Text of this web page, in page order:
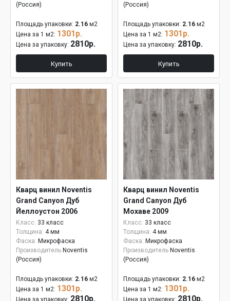
(Россия)
Площадь упаковки: 2.16 м2
Цена за 1 м2: 1301р.
Цена за упаковку: 2810р.
Купить
(Россия)
Площадь упаковки: 2.16 м2
Цена за 1 м2: 1301р.
Цена за упаковку: 2810р.
Купить
Кварц винил Noventis
Grand Canyon Дуб
Йеллоустон 2006
Класс: 33 класс
Толщина: 4 мм
Фаска: Микрофаска
Производитель Noventis
(Россия)
Площадь упаковки: 2.16 м2
Цена за 1 м2: 1301р.
Цена за упаковку: 2810р.
Кварц винил Noventis
Grand Canyon Дуб
Мохаве 2009
Класс: 33 класс
Толщина: 4 мм
Фаска: Микрофаска
Производитель Noventis
(Россия)
Площадь упаковки: 2.16 м2
Цена за 1 м2: 1301р.
Цена за упаковку: 2810р.